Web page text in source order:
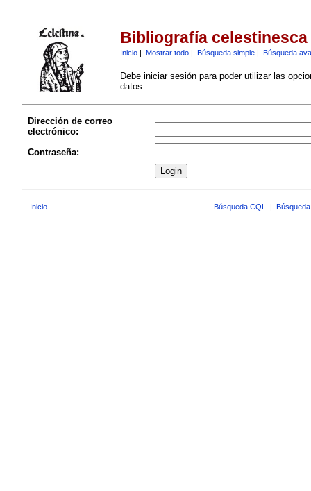
Bibliografía celestinesca
Inicio| Mostrar todo| Búsqueda simple| Búsqueda
Debe iniciar sesión para poder utilizar las
datos
Dirección de correo
electrónico:
Contraseña:
Inicio Búsqueda CQL |